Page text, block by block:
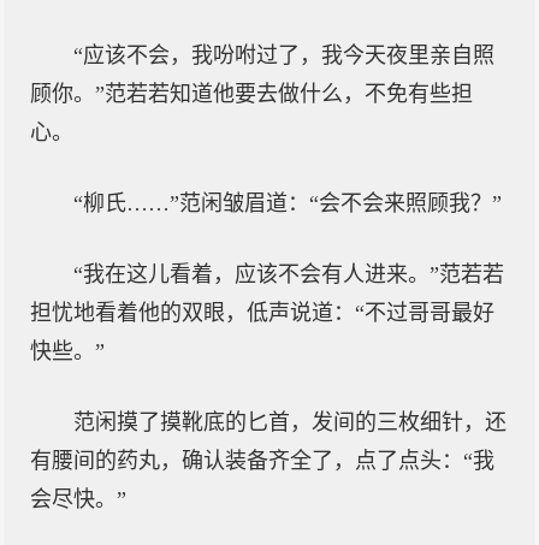
“应该不会，我吩咐过了，我今天夜里亲自照
顾你。”范若若知道他要去做什么，不免有些担
心。
“柳氏……”范闲皱眉道：“会不会来照顾我？”
“我在这儿看着，应该不会有人进来。”范若若
担忧地看着他的双眼，低声说道：“不过哥哥最好
快些。”
范闲摸了摸靴底的匕首，发间的三枚细针，还
有腰间的药丸，确认装备齐全了，点了点头：“我
会尽快。”